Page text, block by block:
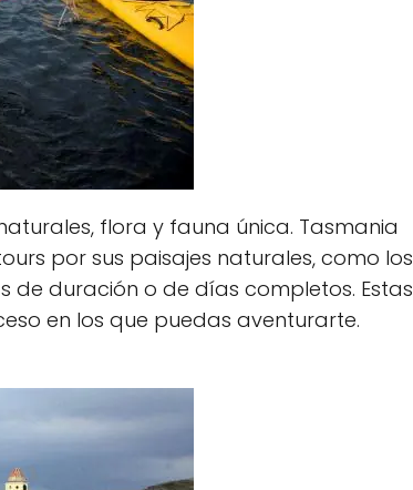
flora y fauna única. Tasmania
por sus paisajes naturales, como los
de duración o de días completos. Estas
en los que puedas aventurarte.